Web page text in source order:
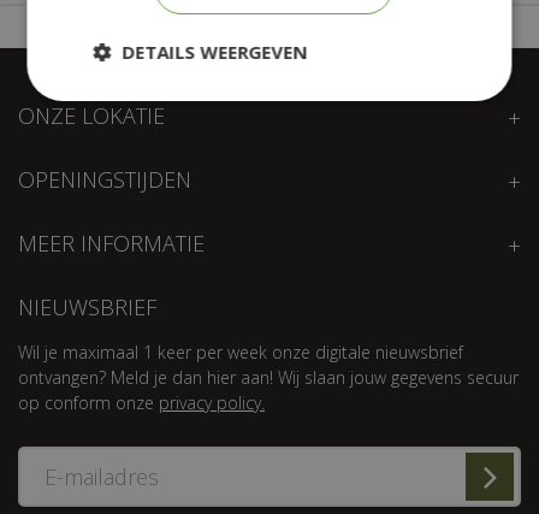
ONZE LOKATIE
OPENINGSTIJDEN
MEER INFORMATIE
NIEUWSBRIEF
Wil je maximaal 1 keer per week onze digitale nieuwsbrief
ontvangen? Meld je dan hier aan! Wij slaan jouw gegevens secuur
op conform onze privacy policy.
DETAILS WEERGEVEN